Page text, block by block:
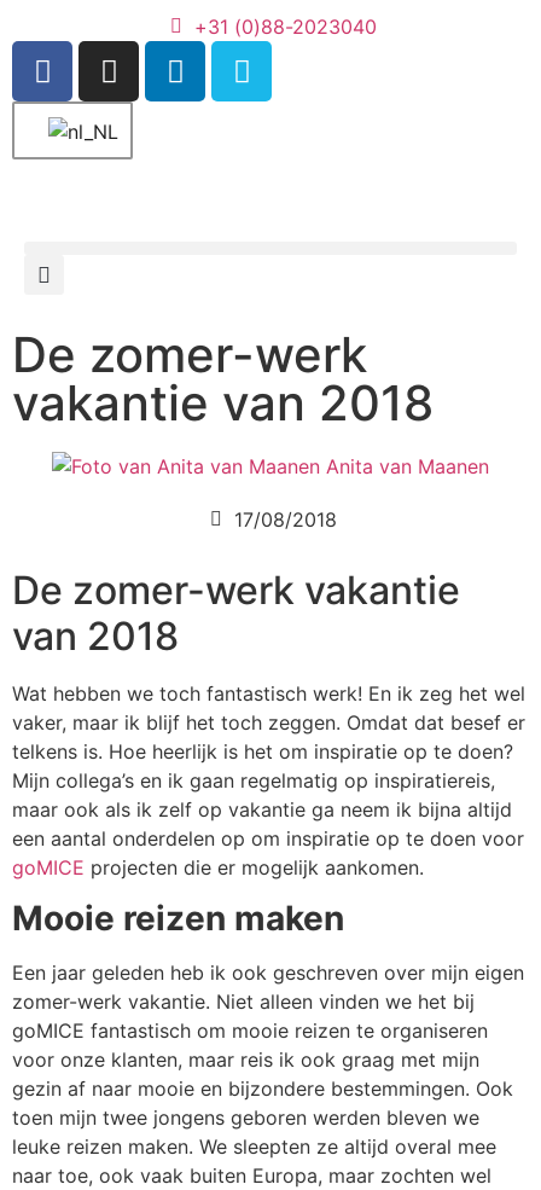
+31 (0)88-2023040
De zomer-werk
vakantie van 2018
Anita van Maanen
17/08/2018
De zomer-werk vakantie
van 2018
Wat hebben we toch fantastisch werk! En ik zeg het wel
vaker, maar ik blijf het toch zeggen. Omdat dat besef er
telkens is. Hoe heerlijk is het om inspiratie op te doen?
Mijn collega’s en ik gaan regelmatig op inspiratiereis,
maar ook als ik zelf op vakantie ga neem ik bijna altijd
een aantal onderdelen op om inspiratie op te doen voor
goMICE projecten die er mogelijk aankomen.
Mooie reizen maken
Een jaar geleden heb ik ook geschreven over mijn eigen
zomer-werk vakantie. Niet alleen vinden we het bij
goMICE fantastisch om mooie reizen te organiseren
voor onze klanten, maar reis ik ook graag met mijn
gezin af naar mooie en bijzondere bestemmingen. Ook
toen mijn twee jongens geboren werden bleven we
leuke reizen maken. We sleepten ze altijd overal mee
naar toe, ook vaak buiten Europa, maar zochten wel